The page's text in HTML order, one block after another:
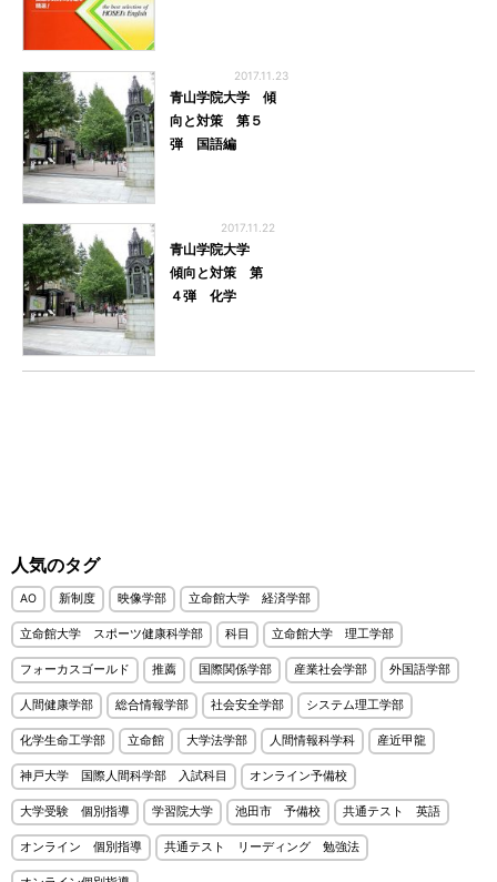
2017.11.23
青山学院大学 傾
向と対策 第５
弾 国語編
2017.11.22
青山学院大学
傾向と対策 第
４弾 化学
人気のタグ
AO 新制度 映像学部 立命館大学 経済学部
立命館大学 スポーツ健康科学部 科目 立命館大学 理工学部
フォーカスゴールド 推薦 国際関係学部 産業社会学部 外国語学部
人間健康学部 総合情報学部 社会安全学部 システム理工学部
化学生命工学部 立命館 大学法学部 人間情報科学科 産近甲龍
神戸大学 国際人間科学部 入試科目 オンライン予備校
大学受験 個別指導 学習院大学 池田市 予備校 共通テスト 英語
オンライン 個別指導 共通テスト リーディング 勉強法